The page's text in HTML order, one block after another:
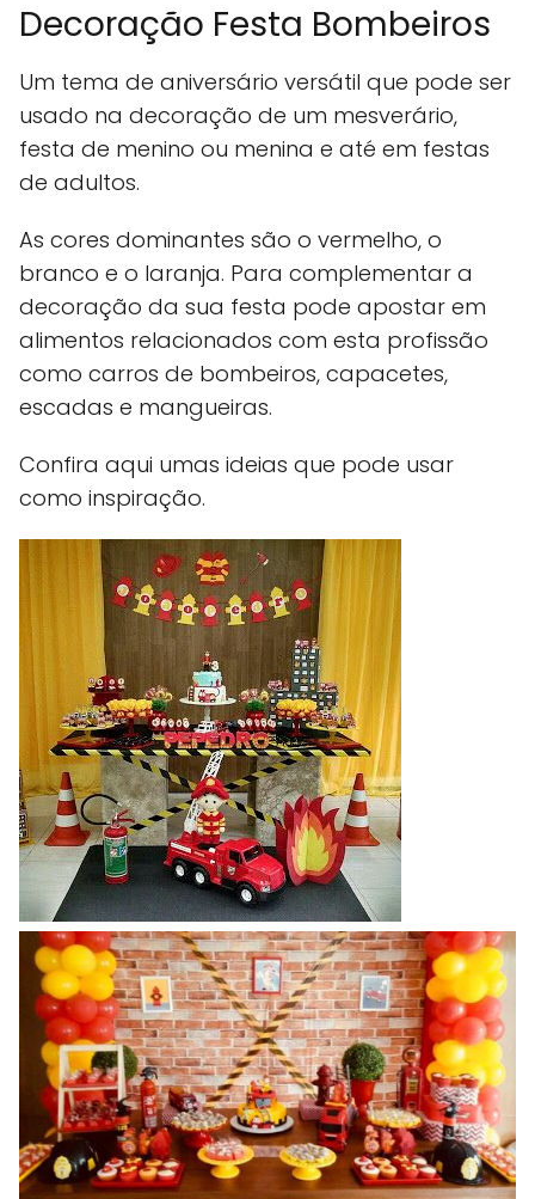
Decoração Festa Bombeiros
Um tema de aniversário versátil que pode ser
usado na decoração de um mesverário,
festa de menino ou menina e até em festas
de adultos.
As cores dominantes são o vermelho, o
branco e o laranja. Para complementar a
decoração da sua festa pode apostar em
alimentos relacionados com esta profissão
como carros de bombeiros, capacetes,
escadas e mangueiras.
Confira aqui umas ideias que pode usar
como inspiração.